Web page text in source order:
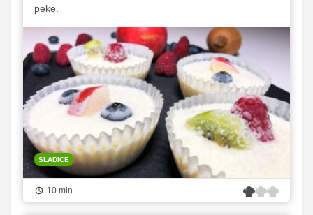
peke.
SLADICE
10 min